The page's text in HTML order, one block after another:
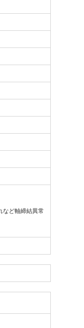
など軸締結異常